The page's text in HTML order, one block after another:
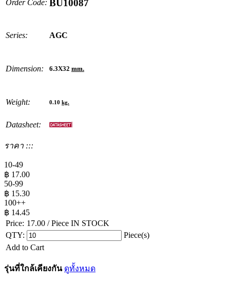
Order Code: BU10087
Series: AGC
Dimension: 6.3X32 mm.
Weight: 0.10 kg.
Datasheet:
ราคา :::
10-49
฿ 17.00
50-99
฿ 15.30
100++
฿ 14.45
Price: 17.00 / Piece IN STOCK
QTY:
Piece(s)
Add to Cart
รุ่นที่ใกล้เคียงกัน ดูทั้งหมด